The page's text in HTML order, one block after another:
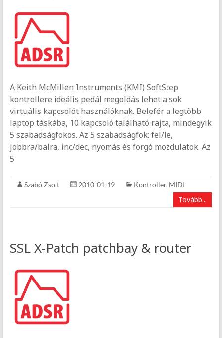
A Keith McMillen Instruments (KMI) SoftStep
kontrollere ideális pedál megoldás lehet a sok
virtuális kapcsolót használóknak. Belefér a legtöbb
laptop táskába, 10 kapcsoló található rajta, mindegyik
5 szabadságfokos. Az 5 szabadságfok: fel/le,
jobbra/balra, inc/dec, nyomás és forgó mozdulatok. Az
5
Szabó Zsolt 2010-01-19 Kontroller, MIDI
Tovább...
SSL X-Patch patchbay & router